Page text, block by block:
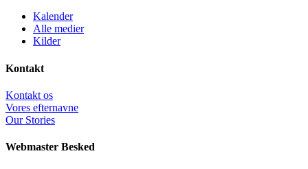
Kalender
Alle medier
Kilder
Kontakt
Kontakt os
Vores efternavne
Our Stories
Webmaster Besked